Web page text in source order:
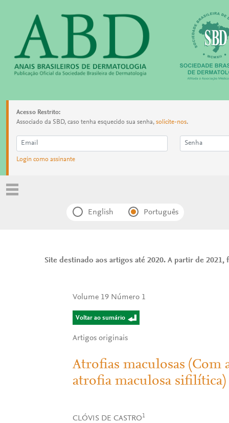
Acesso Restrito:
Associado da SBD, caso tenha esquecido sua senha, solicite-nos.
Login como assinante
English Português
Site destinado aos artigos até 2020. A partir de
Volume 19 Número 1
Voltar ao sumário
Artigos originais
Atrofias maculosas (Com
atrofia maculosa sifilítica)
CLÓVIS DE CASTRO1